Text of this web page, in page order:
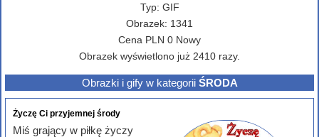
Typ: GIF
Obrazek: 1341
Cena PLN 0 Nowy
Obrazek wyświetlono już 2410 razy.
Obrazki i gify w kategorii ŚRODA
Życzę Ci przyjemnej środy
Miś grający w piłkę życzy